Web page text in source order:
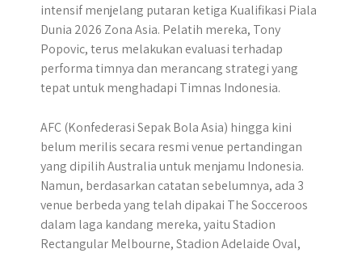
intensif menjelang putaran ketiga Kualifikasi Piala
Dunia 2026 Zona Asia. Pelatih mereka, Tony
Popovic, terus melakukan evaluasi terhadap
performa timnya dan merancang strategi yang
tepat untuk menghadapi Timnas Indonesia.
AFC (Konfederasi Sepak Bola Asia) hingga kini
belum merilis secara resmi venue pertandingan
yang dipilih Australia untuk menjamu Indonesia.
Namun, berdasarkan catatan sebelumnya, ada 3
venue berbeda yang telah dipakai The Socceroos
dalam laga kandang mereka, yaitu Stadion
Rectangular Melbourne, Stadion Adelaide Oval,